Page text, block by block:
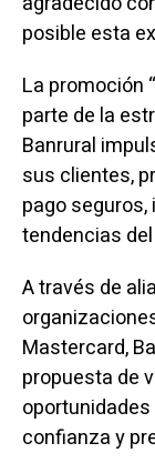
posible esta
La promoción
parte de la
Banrural
sus clientes,
pago
tendencias
A través de
Mastercard,
propuesta de
confianza y